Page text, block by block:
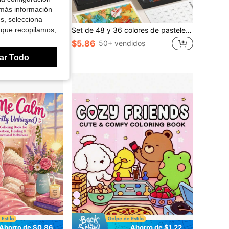
muebles, telas, almohadas, arte en lienzo, decoración del hogar DIY y manualidades - Plantilla fácil de usar de 11.7 pulgadas X 8.3 pulgadas
Set de 48 y 36 colores de pasteles al óleo súper suaves, adecuado para estudiantes de arte, entusiastas de la pintura al óleo DIY, incluye pincel de pintura al óleo Macaron y Morandi, kit de herramientas de dibujo y creación artística
$5.86 50+ vendidos
de $0.86 Ahorro de $1.22
información
selecciona
recopilamos,
Todo